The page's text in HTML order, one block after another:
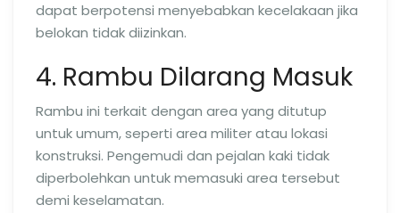
dapat berpotensi menyebabkan kecelakaan jika
belokan tidak diizinkan.
4. Rambu Dilarang Masuk
Rambu ini terkait dengan area yang ditutup
untuk umum, seperti area militer atau lokasi
konstruksi. Pengemudi dan pejalan kaki tidak
diperbolehkan untuk memasuki area tersebut
demi keselamatan.